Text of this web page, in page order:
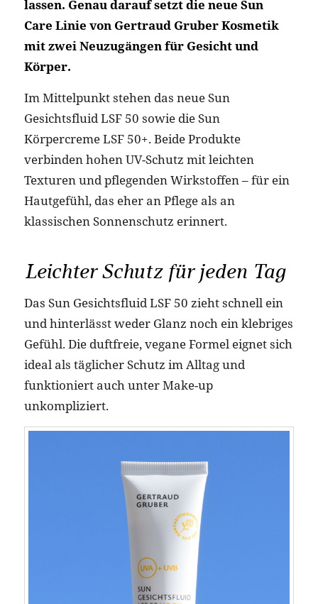
lassen. Genau darauf setzt die neue Sun
Care Linie von Gertraud Gruber Kosmetik
mit zwei Neuzugängen für Gesicht und
Körper.
Im Mittelpunkt stehen das neue Sun
Gesichtsfluid LSF 50 sowie die Sun
Körpercreme LSF 50+. Beide Produkte
verbinden hohen UV-Schutz mit leichten
Texturen und pflegenden Wirkstoffen – für ein
Hautgefühl, das eher an Pflege als an
klassischen Sonnenschutz erinnert.
Leichter Schutz für jeden Tag
Das Sun Gesichtsfluid LSF 50 zieht schnell ein
und hinterlässt weder Glanz noch ein klebriges
Gefühl. Die duftfreie, vegane Formel eignet sich
ideal als täglicher Schutz im Alltag und
funktioniert auch unter Make-up
unkompliziert.